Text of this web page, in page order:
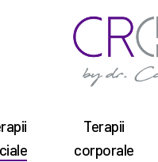
a închide Terapii
corporale